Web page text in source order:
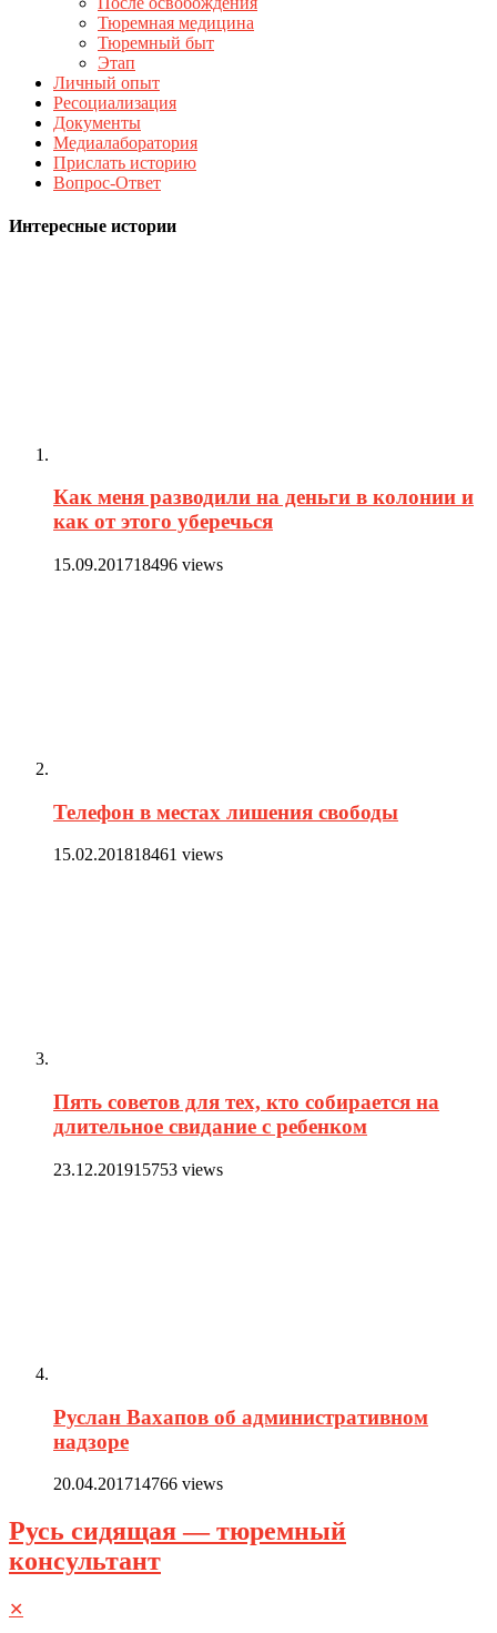
Тюремная медицина
Тюремный быт
Этап
Личный опыт
Ресоциализация
Документы
Медиалаборатория
Прислать историю
Вопрос-Ответ
Интересные истории
Как меня разводили на деньги в колонии и
как от этого уберечься
15.09.201718496 views
Телефон в местах лишения свободы
15.02.201818461 views
Пять советов для тех, кто собирается на
длительное свидание с ребенком
23.12.201915753 views
Руслан Вахапов об административном
надзоре
20.04.201714766 views
Русь сидящая — тюремный
консультант
✕